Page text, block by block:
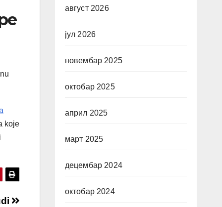
koje
август 2026
јул 2026
новембар 2025
октобар 2025
април 2025
март 2025
децембар 2024
октобар 2024